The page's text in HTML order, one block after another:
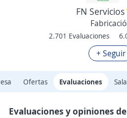
FN Servicios
2.701 Evaluaciones
+ Seguir
Ofertas Evaluaciones
Evaluaciones y opiniones